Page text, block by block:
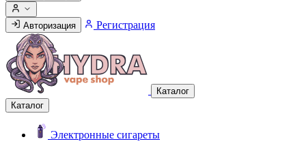
Авторизация Регистрация
Каталог
Каталог
Электронные сигареты